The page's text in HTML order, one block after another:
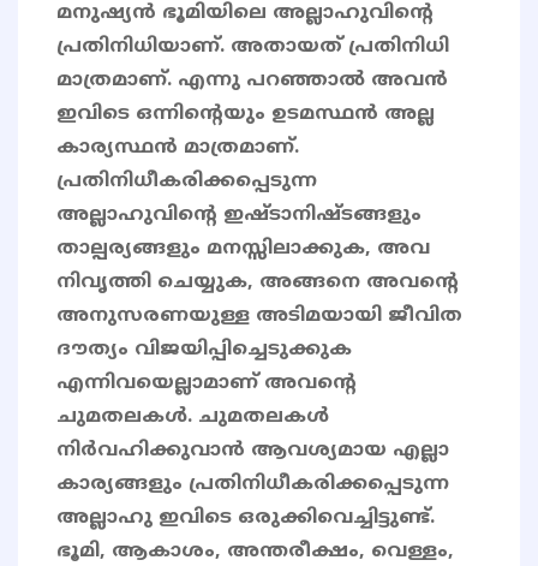
മനുഷ്യൻ ഭൂമിയിലെ അല്ലാഹുവിൻ്റെ
പ്രതിനിധിയാണ്. അതായത് പ്രതിനിധി
മാത്രമാണ്. എന്നു പറഞ്ഞാൽ അവൻ
ഇവിടെ ഒന്നിന്റെയും ഉടമസ്ഥൻ അല്ല
കാര്യസ്ഥൻ മാത്രമാണ്.
പ്രതിനിധീകരിക്കപ്പെടുന്ന
അല്ലാഹുവിൻ്റെ ഇഷ്ടാനിഷ്ടങ്ങളും
താല്പര്യങ്ങളും മനസ്സിലാക്കുക, അവ
നിവൃത്തി ചെയ്യുക, അങ്ങനെ അവൻ്റെ
അനുസരണയുള്ള അടിമയായി ജീവിത
ദൗത്യം വിജയിപ്പിച്ചെടുക്കുക
എന്നിവയെല്ലാമാണ് അവൻ്റെ
ചുമതലകൾ. ചുമതലകൾ
നിർവഹിക്കുവാൻ ആവശ്യമായ എല്ലാ
കാര്യങ്ങളും പ്രതിനിധീകരിക്കപ്പെടുന്ന
അല്ലാഹു ഇവിടെ ഒരുക്കിവെച്ചിട്ടുണ്ട്.
ഭൂമി, ആകാശം, അന്തരീക്ഷം, വെള്ളം,